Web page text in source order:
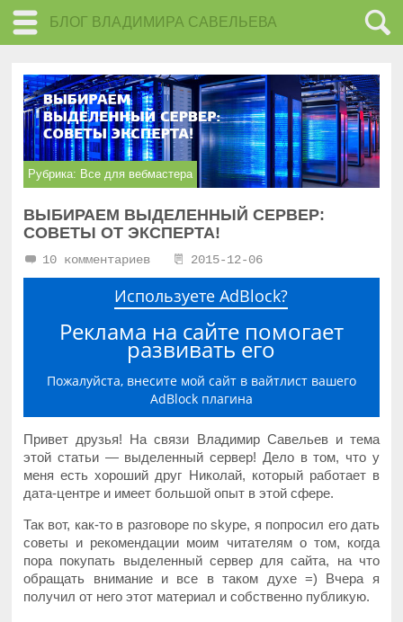
БЛОГ ВЛАДИМИРА САВЕЛЬЕВА
Рубрика: Все для вебмастера
ВЫБИРАЕМ ВЫДЕЛЕННЫЙ СЕРВЕР:
СОВЕТЫ ОТ ЭКСПЕРТА!
10 комментариев 2015-12-06
Используете AdBlock?
Реклама на сайте помогает
развивать его
Пожалуйста, внесите мой сайт в вайтлист вашего
AdBlock плагина
Привет друзья! На связи Владимир Савельев и тема
этой статьи — выделенный сервер! Дело в том, что у
меня есть хороший друг Николай, который работает в
дата-центре и имеет большой опыт в этой сфере.
Так вот, как-то в разговоре по skype, я попросил его дать
советы и рекомендации моим читателям о том, когда
пора покупать выделенный сервер для сайта, на что
обращать внимание и все в таком духе =) Вчера я
получил от него этот материал и собственно публикую.